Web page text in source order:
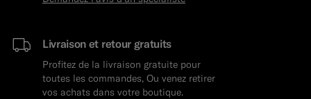
Livraison et retour gratuits
Profitez de la livraison gratuite pour
toutes les commandes, Ou venez retirer
vos achats dans votre boutique.